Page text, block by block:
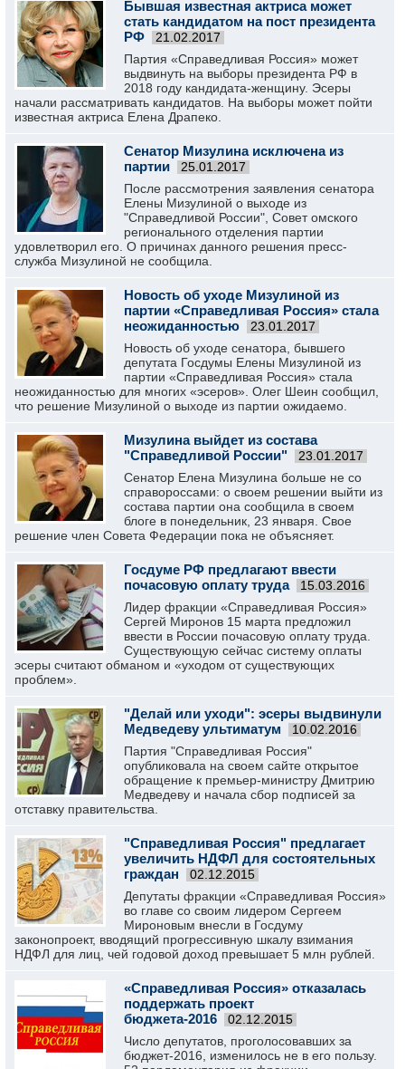
Бывшая известная актриса может
стать кандидатом на пост президента
РФ
21.02.2017
Партия «Справедливая Россия» может
выдвинуть на выборы президента РФ в
2018 году кандидата-женщину. Эсеры
начали рассматривать кандидатов. На выборы может пойти
известная актриса Елена Драпеко.
Сенатор Мизулина исключена из
партии
25.01.2017
После рассмотрения заявления сенатора
Елены Мизулиной о выходе из
"Справедливой России", Совет омского
регионального отделения партии
удовлетворил его. О причинах данного решения пресс-
служба Мизулиной не сообщила.
Новость об уходе Мизулиной из
партии «Справедливая Россия» стала
неожиданностью
23.01.2017
Новость об уходе сенатора, бывшего
депутата Госдумы Елены Мизулиной из
партии «Справедливая Россия» стала
неожиданностью для многих «эсеров». Олег Шеин сообщил,
что решение Мизулиной о выходе из партии ожидаемо.
Мизулина выйдет из состава
"Справедливой России"
23.01.2017
Сенатор Елена Мизулина больше не со
справороссами: о своем решении выйти из
состава партии она сообщила в своем
блоге в понедельник, 23 января. Свое
решение член Совета Федерации пока не объясняет.
Госдуме РФ предлагают ввести
почасовую оплату труда
15.03.2016
Лидер фракции «Справедливая Россия»
Сергей Миронов 15 марта предложил
ввести в России почасовую оплату труда.
Существующую сейчас систему оплаты
эсеры считают обманом и «уходом от существующих
проблем».
"Делай или уходи": эсеры выдвинули
Медведеву ультиматум
10.02.2016
Партия "Справедливая Россия"
опубликовала на своем сайте открытое
обращение к премьер-министру Дмитрию
Медведеву и начала сбор подписей за
отставку правительства.
"Справедливая Россия" предлагает
увеличить НДФЛ для состоятельных
граждан
02.12.2015
Депутаты фракции «Справедливая Россия»
во главе со своим лидером Сергеем
Мироновым внесли в Госдуму
законопроект, вводящий прогрессивную шкалу взимания
НДФЛ для лиц, чей годовой доход превышает 5 млн рублей.
«Справедливая Россия» отказалась
поддержать проект
бюджета-2016
02.12.2015
Число депутатов, проголосовавших за
бюджет-2016, изменилось не в его пользу.